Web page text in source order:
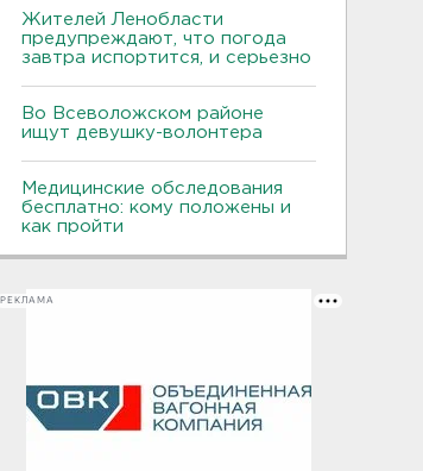
Жителей Ленобласти
предупреждают, что погода
завтра испортится, и серьезно
Во Всеволожском районе
ищут девушку-волонтера
Медицинские обследования
бесплатно: кому положены и
как пройти
РЕКЛАМА